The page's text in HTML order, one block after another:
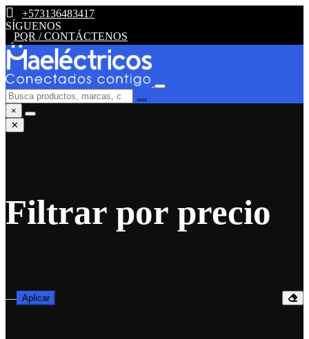
+573136483417
SÍGUENOS
PQR / CONTÁCTENOS
×
✕
Filtrar por precio
— Aplicar